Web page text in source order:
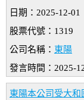
日期：2025-12-01
股票代號：1319
公司名稱： 東陽
發言時間：2025-
東陽本公司受大